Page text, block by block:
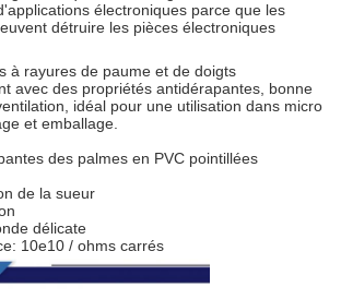
électroniques parce que les
détruire les pièces électroniques
à rayures de paume et de doigts
avec des propriétés antidérapantes, bonne
idéal pour une utilisation dans micro
et emballage.
des palmes en PVC pointillées
de la sueur
délicate
10e10 / ohms carrés